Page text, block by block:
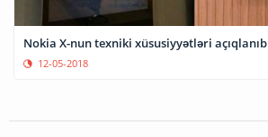
Nokia X-nun texniki xüsusiyyətləri açıqlanıb
12-05-2018